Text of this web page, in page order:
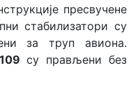
пресвучене
стабилизатори су
за труп авиона.
су прављени без